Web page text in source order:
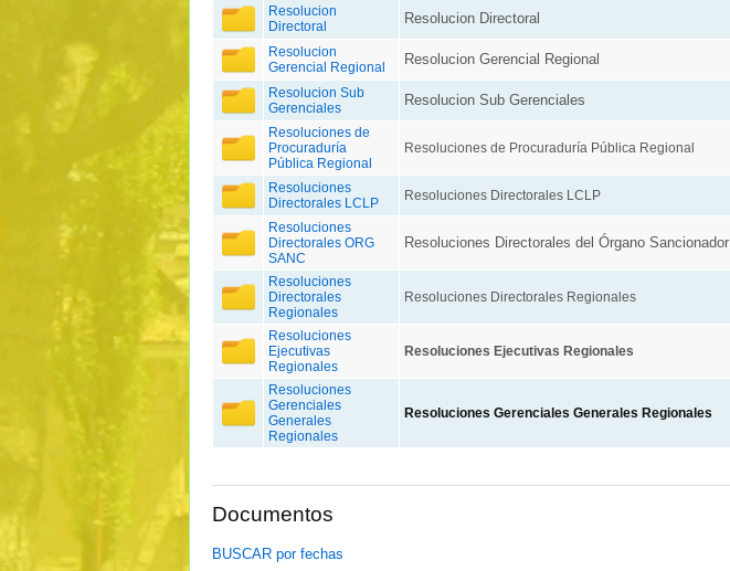
Resolucion
Directoral
Resolucion Directoral
Resolucion
Gerencial Regional
Resolucion Gerencial Regional
Resolucion Sub
Gerenciales
Resolucion Sub Gerenciales
Resoluciones de
Procuraduría
Pública Regional
Resoluciones de Procuraduría Pública Regional
Resoluciones
Directorales LCLP
Resoluciones Directorales LCLP
Resoluciones
Directorales ORG
SANC
Resoluciones Directorales del Órgano Sancionador
Resoluciones
Directorales
Regionales
Resoluciones Directorales Regionales
Resoluciones
Ejecutivas
Regionales
Resoluciones Ejecutivas Regionales
Resoluciones
Gerenciales
Generales
Regionales
Resoluciones Gerenciales Generales Regionales
Documentos
BUSCAR por fechas